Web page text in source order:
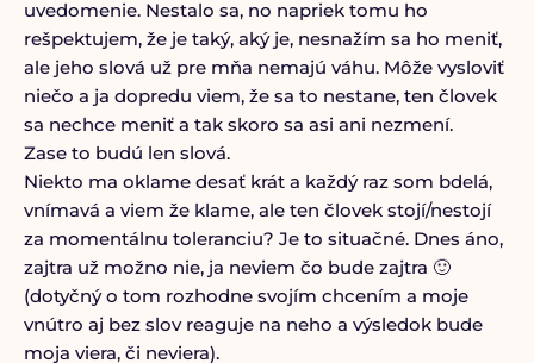
uvedomenie. Nestalo sa, no napriek tomu ho
rešpektujem, že je taký, aký je, nesnažím sa ho meniť,
ale jeho slová už pre mňa nemajú váhu. Môže vysloviť
niečo a ja dopredu viem, že sa to nestane, ten človek
sa nechce meniť a tak skoro sa asi ani nezmení.
Zase to budú len slová.
Niekto ma oklame desať krát a každý raz som bdelá,
vnímavá a viem že klame, ale ten človek stojí/nestojí
za momentálnu toleranciu? Je to situačné. Dnes áno,
zajtra už možno nie, ja neviem čo bude zajtra 🙂
(dotyčný o tom rozhodne svojím chcením a moje
vnútro aj bez slov reaguje na neho a výsledok bude
moja viera, či neviera).